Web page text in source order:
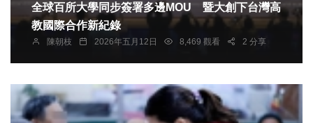
全球百所大學同步簽署多邊MOU 暨大創下台灣高
教國際合作新紀錄
陳朝枝 2026年五月12日 8,469 觀看 2 分享